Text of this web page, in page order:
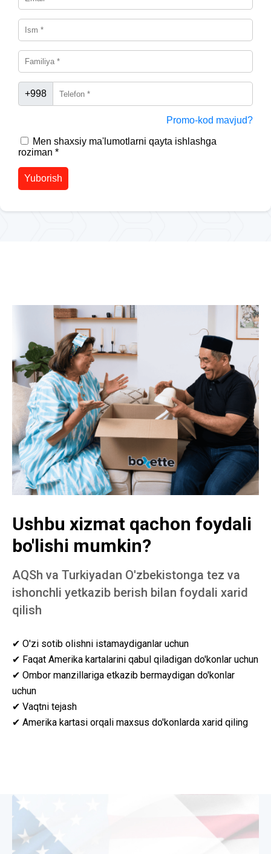
+998
Promo-kod mavjud?
Men shaxsiy ma'lumotlarni qayta ishlashga
roziman *
Yuborish
Ushbu xizmat qachon foydali
bo'lishi mumkin?
AQSh va Turkiyadan O'zbekistonga tez va
ishonchli yetkazib berish bilan foydali xarid
qilish
✔ O'zi sotib olishni istamaydiganlar uchun
✔ Faqat Amerika kartalarini qabul qiladigan do'konlar uchun
✔ Ombor manzillariga etkazib bermaydigan do'konlar
uchun
✔ Vaqtni tejash
✔ Amerika kartasi orqali maxsus do'konlarda xarid qiling